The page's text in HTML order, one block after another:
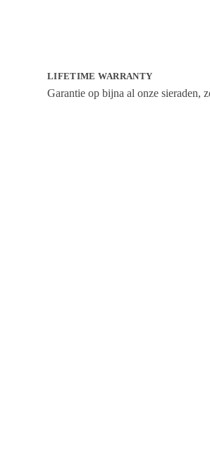
LIFETIME WARRANTY
Garantie op bijna al onze sieraden,